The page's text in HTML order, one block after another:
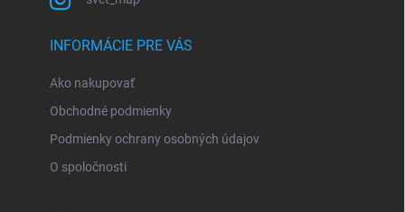
INFORMÁCIE PRE VÁS
Ako nakupovať
Obchodné podmienky
Podmienky ochrany osobných údajov
O spoločnosti